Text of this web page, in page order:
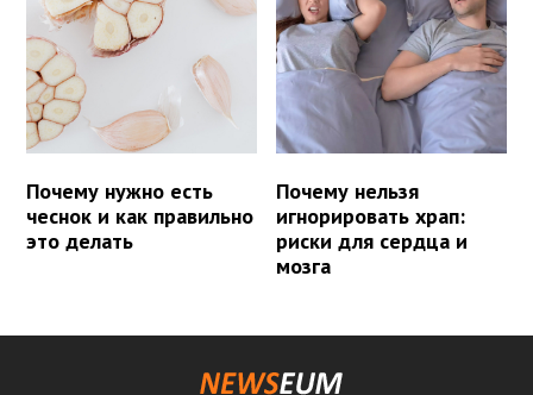
Почему нужно есть
чеснок и как правильно
это делать
Почему нельзя
игнорировать храп:
риски для сердца и
мозга